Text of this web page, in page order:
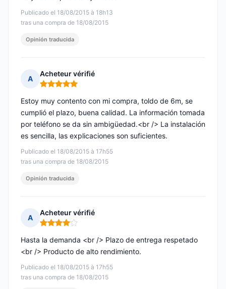
Publicado el 18/08/2015 à 18h13
tras una compra de 18/08/2015
Opinión traducida
A
Acheteur vérifié
Nota: 5 de 5
Publicado el 18/08/2015 à 17h55
tras una compra de 18/08/2015
Estoy muy contento con mi compra, toldo de 6m, se
cumplió el plazo, buena calidad. La información tomada
por teléfono se da sin ambigüedad.<br /> La instalación
es sencilla, las explicaciones son suficientes.
Opinión traducida
A
Acheteur vérifié
Nota: 4 de 5
Publicado el 18/08/2015 à 17h55
tras una compra de 18/08/2015
Hasta la demanda <br /> Plazo de entrega respetado
<br /> Producto de alto rendimiento.